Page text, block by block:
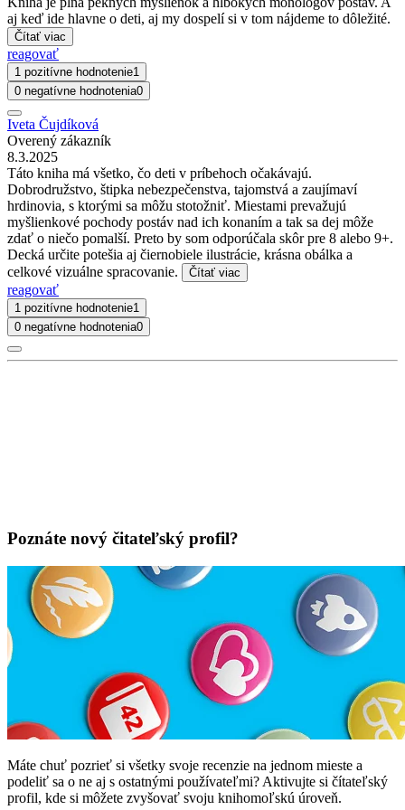
aj keď ide hlavne o deti, aj my dospelí si v tom nájdeme to dôležité.
Čítať viac
reagovať
1 pozitívne hodnotenie1
0 negatívne hodnotenia0
Iveta Čujdíková
Overený zákazník
8.3.2025
Táto kniha má všetko, čo deti v príbehoch očakávajú.
Dobrodružstvo, štipka nebezpečenstva, tajomstvá a zaujímaví
hrdinovia, s ktorými sa môžu stotožniť. Miestami prevažujú
myšlienkové pochody postáv nad ich konaním a tak sa dej môže
zdať o niečo pomalší. Preto by som odporúčala skôr pre 8 alebo 9+.
Decká určite potešia aj čiernobiele ilustrácie, krásna obálka a
celkové vizuálne spracovanie.
Čítať viac
reagovať
1 pozitívne hodnotenie1
0 negatívne hodnotenia0
Poznáte nový čitateľský profil?
Máte chuť pozrieť si všetky svoje recenzie na jednom mieste a
podeliť sa o ne aj s ostatnými používateľmi? Aktivujte si čítateľský
profil, kde si môžete zvyšovať svoju knihomoľskú úroveň.